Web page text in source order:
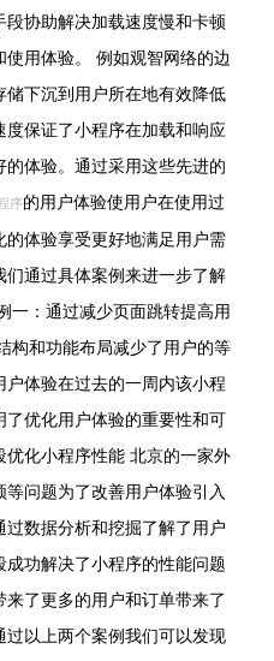
协助解决加载速度慢和卡顿
用体验。 例如观智网络的边
下沉到用户所在地有效降低
保证了小程序在加载和响应
体验。通过采用这些先进的
序的用户体验使用户在使用过
体验享受更好地满足用户需
通过具体案例来进一步了解
一：通过减少页面跳转提高用
构和功能布局减少了用户的等
体验在过去的一周内该小程
优化用户体验的重要性和可
化小程序性能 北京的一家外
问题为了改善用户体验引入
数据分析和挖掘了解了用户
功解决了小程序的性能问题
了更多的用户和订单带来了
以上两个案例我们可以发现